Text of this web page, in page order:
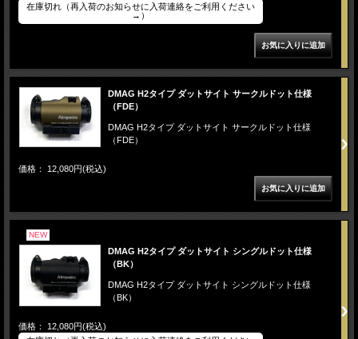
在庫切れ（再入荷のお知らせに入荷連絡をご利用ください
→）
DMAG H2タイプ ダットサイト サークルドット仕様
（FDE）
DMAG H2タイプ ダットサイト サークルドット仕様
（FDE）
価格： 12,080円(税込)
NEW
DMAG H2タイプ ダットサイト シングルドット仕様
（BK）
DMAG H2タイプ ダットサイト シングルドット仕様
（BK）
価格： 12,080円(税込)